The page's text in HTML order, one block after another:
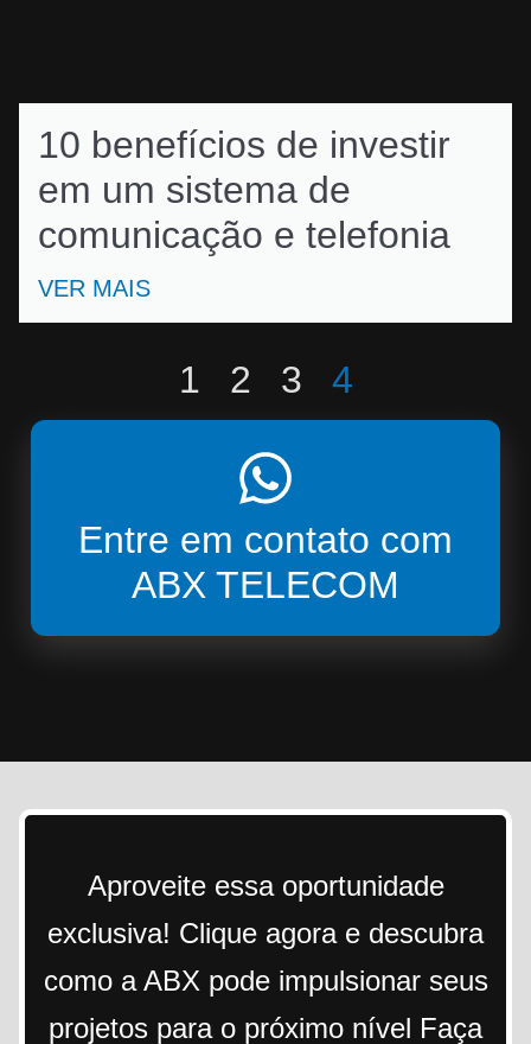
10 benefícios de investir
em um sistema de
comunicação e telefonia
VER MAIS
1 2 3 4
Entre em contato com
ABX TELECOM
Aproveite essa oportunidade
exclusiva! Clique agora e descubra
como a ABX pode impulsionar seus
projetos para o próximo nível Faça